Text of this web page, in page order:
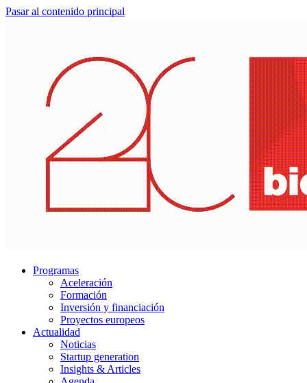
Pasar al contenido principal
Programas
Aceleración
Formación
Inversión y financiación
Proyectos europeos
Actualidad
Noticias
Startup generation
Insights & Articles